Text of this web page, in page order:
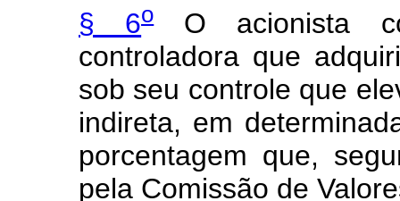
§ 6oO acionista
controladora que
sob seu controle que
indireta, em
porcentagem que,
pela Comissão de